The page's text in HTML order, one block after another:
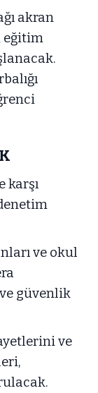
akran
eğitim
karşı
ve okul
güvenlik
ve